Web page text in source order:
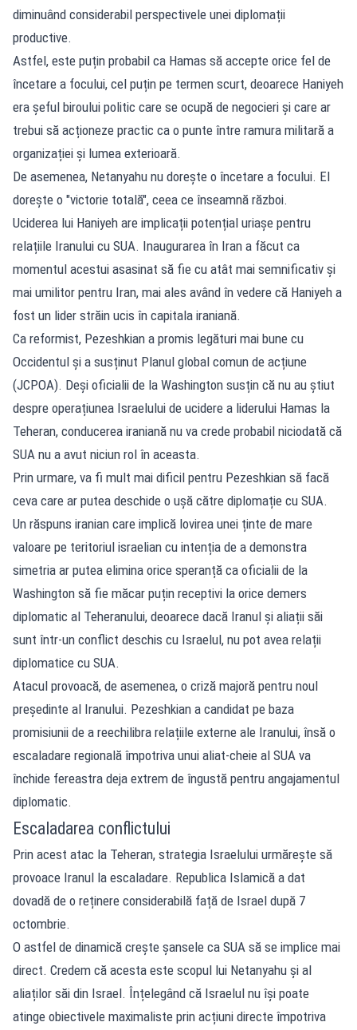
diminuând considerabil perspectivele unei diplomații
productive.
Astfel, este puțin probabil ca Hamas să accepte orice fel de
încetare a focului, cel puțin pe termen scurt, deoarece Haniyeh
era șeful biroului politic care se ocupă de negocieri și care ar
trebui să acționeze practic ca o punte între ramura militară a
organizației și lumea exterioară.
De asemenea, Netanyahu nu dorește o încetare a focului. El
dorește o "victorie totală", ceea ce înseamnă război.
Uciderea lui Haniyeh are implicații potențial uriașe pentru
relațiile Iranului cu SUA. Inaugurarea în Iran a făcut ca
momentul acestui asasinat să fie cu atât mai semnificativ și
mai umilitor pentru Iran, mai ales având în vedere că Haniyeh a
fost un lider străin ucis în capitala iraniană.
Ca reformist, Pezeshkian a promis legături mai bune cu
Occidentul și a susținut Planul global comun de acțiune
(JCPOA). Deși oficialii de la Washington susțin că nu au știut
despre operațiunea Israelului de ucidere a liderului Hamas la
Teheran, conducerea iraniană nu va crede probabil niciodată că
SUA nu a avut niciun rol în aceasta.
Prin urmare, va fi mult mai dificil pentru Pezeshkian să facă
ceva care ar putea deschide o ușă către diplomație cu SUA.
Un răspuns iranian care implică lovirea unei ținte de mare
valoare pe teritoriul israelian cu intenția de a demonstra
simetria ar putea elimina orice speranță ca oficialii de la
Washington să fie măcar puțin receptivi la orice demers
diplomatic al Teheranului, deoarece dacă Iranul și aliații săi
sunt într-un conflict deschis cu Israelul, nu pot avea relații
diplomatice cu SUA.
Atacul provoacă, de asemenea, o criză majoră pentru noul
președinte al Iranului. Pezeshkian a candidat pe baza
promisiunii de a reechilibra relațiile externe ale Iranului, însă o
escaladare regională împotriva unui aliat-cheie al SUA va
închide fereastra deja extrem de îngustă pentru angajamentul
diplomatic.
Escaladarea conflictului
Prin acest atac la Teheran, strategia Israelului urmărește să
provoace Iranul la escaladare. Republica Islamică a dat
dovadă de o reținere considerabilă față de Israel după 7
octombrie.
O astfel de dinamică crește șansele ca SUA să se implice mai
direct. Credem că acesta este scopul lui Netanyahu și al
aliaților săi din Israel. Înțelegând că Israelul nu își poate
atinge obiectivele maximaliste prin acțiuni directe împotriva